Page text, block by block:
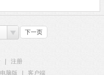
下一页
注册
电脑版
客户端